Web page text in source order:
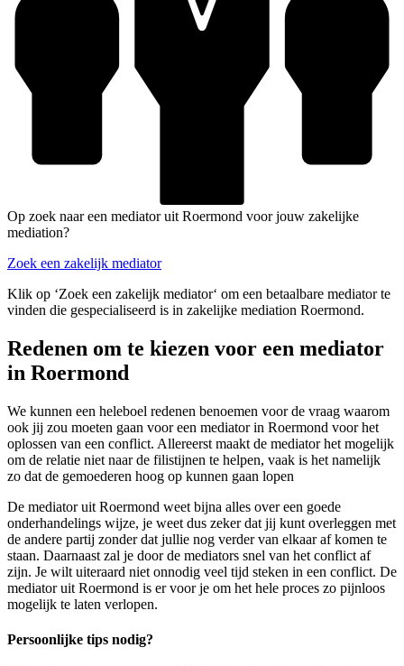
Op zoek naar een mediator uit Roermond voor jouw zakelijke
mediation?
Zoek een zakelijk mediator
Klik op ‘Zoek een zakelijk mediator‘ om een betaalbare mediator te
vinden die gespecialiseerd is in zakelijke mediation Roermond.
Redenen om te kiezen voor een mediator
in Roermond
We kunnen een heleboel redenen benoemen voor de vraag waarom
ook jij zou moeten gaan voor een mediator in Roermond voor het
oplossen van een conflict. Allereerst maakt de mediator het mogelijk
om de relatie niet naar de filistijnen te helpen, vaak is het namelijk
zo dat de gemoederen hoog op kunnen gaan lopen
De mediator uit Roermond weet bijna alles over een goede
onderhandelings wijze, je weet dus zeker dat jij kunt overleggen met
de andere partij zonder dat jullie nog verder van elkaar af komen te
staan. Daarnaast zal je door de mediators snel van het conflict af
zijn. Je wilt uiteraard niet onnodig veel tijd steken in een conflict. De
mediator uit Roermond is er voor je om het hele proces zo pijnloos
mogelijk te laten verlopen.
Persoonlijke tips nodig?